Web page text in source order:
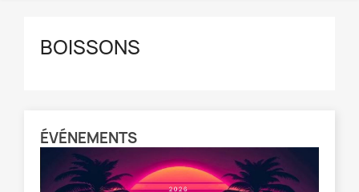
BOISSONS
ÉVÉNEMENTS